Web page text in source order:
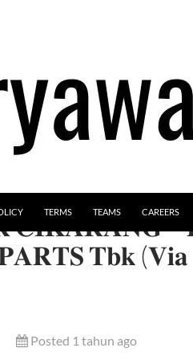
TERMS TEAMS CAREERS
𝐂𝐈𝐊𝐀𝐑𝐀𝐍𝐆 –
𝐓𝐛𝐤 (𝐕𝐢𝐚
Posted 1 tahun ago